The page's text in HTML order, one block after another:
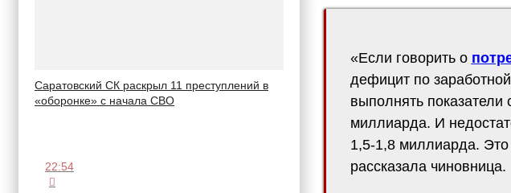
Саратовский СК раскрыл 11 преступлений в
«оборонке» с начала СВО
22:54
«Если говорить о
дефицит по
выполнять показатели
миллиарда. И
1,5-1,8 миллиарда.
рассказала чиновница.